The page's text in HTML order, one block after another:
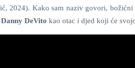
2024). Kako sam naziv govori,
Danny DeVito kao otac i djed koji će